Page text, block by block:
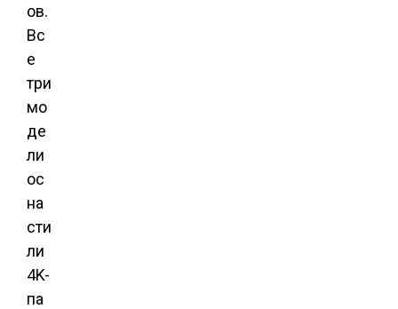
ов.
Вс
е
три
мо
де
ли
ос
на
сти
ли
4K-
па